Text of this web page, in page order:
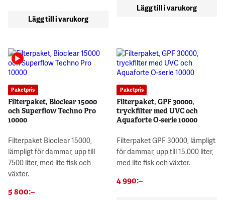
Lägg till i varukorg
Lägg till i varukorg
Paketpris
Filterpaket, Bioclear 15000
och Superflow Techno Pro
10000
Filterpaket Bioclear 15000,
lämpligt för dammar, upp till
7500 liter, med lite fisk och
växter.
5 800:–
Paketpris
Filterpaket, GPF 30000,
tryckfilter med UVC och
Aquaforte O-serie 10000
Filterpaket GPF 30000, lämpligt
för dammar, upp till 15.000 liter,
med lite fisk och växter.
4 990:–